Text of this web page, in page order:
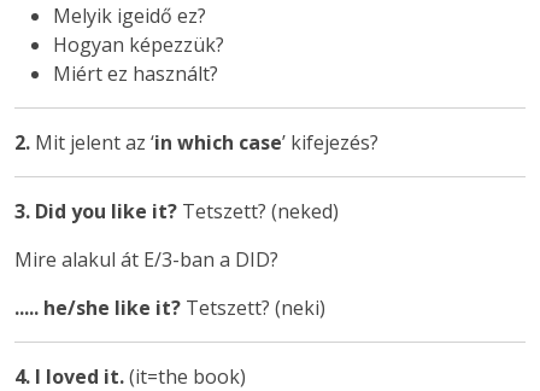
Melyik igeidő ez?
Hogyan képezzük?
Miért ez használt?
2. Mit jelent az ‘in which case’ kifejezés?
3. Did you like it? Tetszett? (neked)
Mire alakul át E/3-ban a DID?
..... he/she like it? Tetszett? (neki)
4. I loved it.(it=the book)